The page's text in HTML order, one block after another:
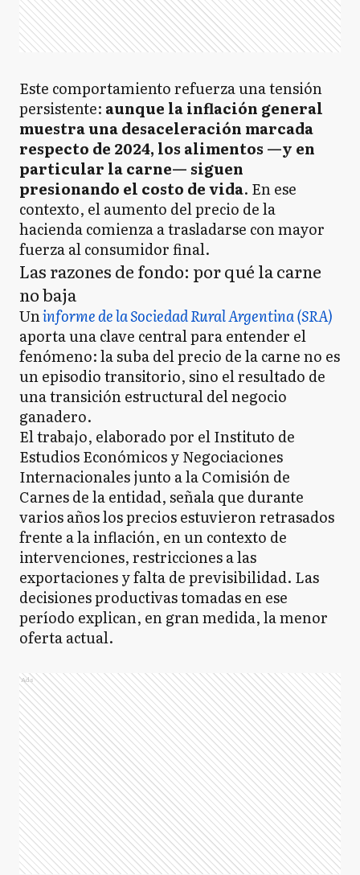
Este comportamiento refuerza una tensión
persistente: aunque la inflación general
muestra una desaceleración marcada
respecto de 2024, los alimentos —y en
particular la carne— siguen
presionando el costo de vida. En ese
contexto, el aumento del precio de la
hacienda comienza a trasladarse con mayor
fuerza al consumidor final.
Las razones de fondo: por qué la carne
no baja
Uninforme de la Sociedad Rural Argentina (SRA)
aporta una clave central para entender el
fenómeno: la suba del precio de la carne no es
un episodio transitorio, sino el resultado de
una transición estructural del negocio
ganadero.
El trabajo, elaborado por el Instituto de
Estudios Económicos y Negociaciones
Internacionales junto a la Comisión de
Carnes de la entidad, señala que durante
varios años los precios estuvieron retrasados
frente a la inflación, en un contexto de
intervenciones, restricciones a las
exportaciones y falta de previsibilidad. Las
decisiones productivas tomadas en ese
período explican, en gran medida, la menor
oferta actual.
Ads